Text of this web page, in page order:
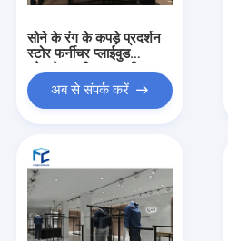
सोने के रंग के कपड़े प्रदर्शन
स्टोर फर्नीचर प्लाईवुड
स्टेनलेस स्टील सामग्री
अब से संपर्क करें